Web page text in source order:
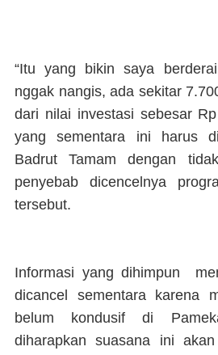
“Itu yang bikin saya
nggak nangis, ada sekitar
dari nilai investasi sebesar
yang sementara ini harus
Badrut Tamam dengan
penyebab dicencelnya
tersebut.
Informasi yang dihimpun
dicancel sementara karena
belum kondusif di
diharapkan suasana ini